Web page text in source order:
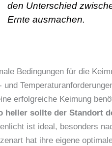
den Unterschied
Ernte ausmachen.
Bedingungen für die
und
erfolgreiche Keimung
heller sollte der Standort
ist ideal, besonders
hat ihre eigene